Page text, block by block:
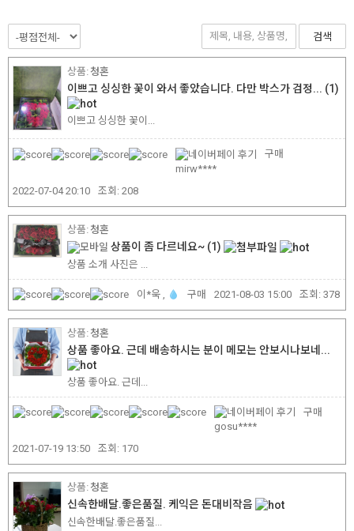
검색
청혼
이쁘고 싱싱한 꽃이 와서 좋았습니다. 다만 박스가 검정... (1)
이쁘고 싱싱한 꽃이...
mirw****
구매
2022-07-04 20:10 조회: 208
청혼
상품이 좀 다르네요~ (1)
상품 소개 사진은 ...
이*욱 , 구매 2021-08-03 15:00 조회: 378
청혼
상품 좋아요. 근데 배송하시는 분이 메모는 안보시나보네...
상품 좋아요. 근데...
gosu****
구매
2021-07-19 13:50 조회: 170
청혼
신속한배달.좋은품질. 케익은 돈대비작음
신속한배달.좋은품질...